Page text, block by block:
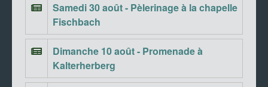
Samedi 30 août - Pèlerinage à la chapelle
Fischbach
Dimanche 10 août - Promenade à
Kalterherberg